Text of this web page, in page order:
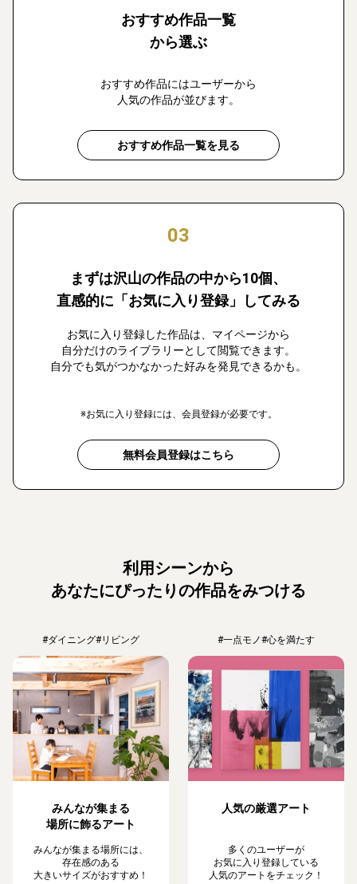
おすすめ作品一覧
から選ぶ
おすすめ作品にはユーザーから
人気の作品が並びます。
おすすめ作品一覧を見る
03
まずは沢山の作品の中から10個、
直感的に「お気に入り登録」してみる
お気に入り登録した作品は、マイページから
自分だけのライブラリーとして閲覧できます。
自分でも気がつかなかった好みを発見できるかも。
※お気に入り登録には、会員登録が必要です。
無料会員登録はこちら
利用シーンから
あなたにぴったりの作品をみつける
#ダイニング#リビング
みんなが集まる
場所に飾るアート
みんなが集まる場所には、
存在感のある
大きいサイズがおすすめ！
#一点モノ#心を満たす
人気の厳選アート
多くのユーザーが
お気に入り登録している
人気のアートをチェック！